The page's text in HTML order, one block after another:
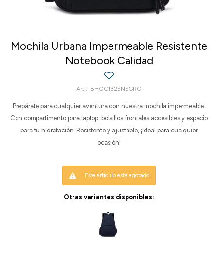
Mochila Urbana Impermeable Resistente
Notebook Calidad
TBHOG1325NEGRO
Prepárate para cualquier aventura con nuestra mochila impermeable.
Con compartimento para laptop, bolsillos frontales accesibles y espacio
para tu hidratación. Resistente y ajustable, ¡ideal para cualquier
ocasión!
Este artículo está agotado.
Otras variantes disponibles: